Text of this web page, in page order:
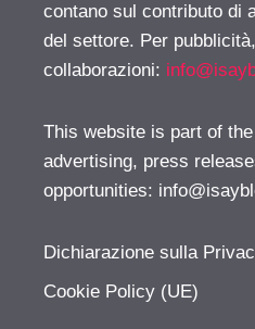
contano sul contributo di
del settore. Per
collaborazioni:
This website is part of
advertising, press
opportunities:
Dichiarazione sulla
Cookie Policy (UE)